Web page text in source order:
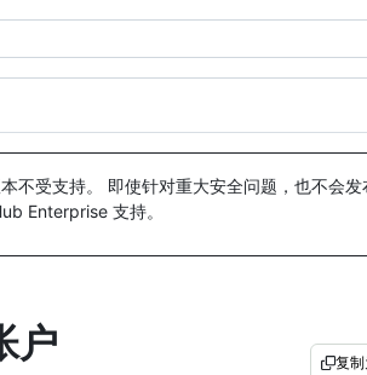
不受支持。 即使针对重大安全问题，也不会
Enterprise 支持。
户 复